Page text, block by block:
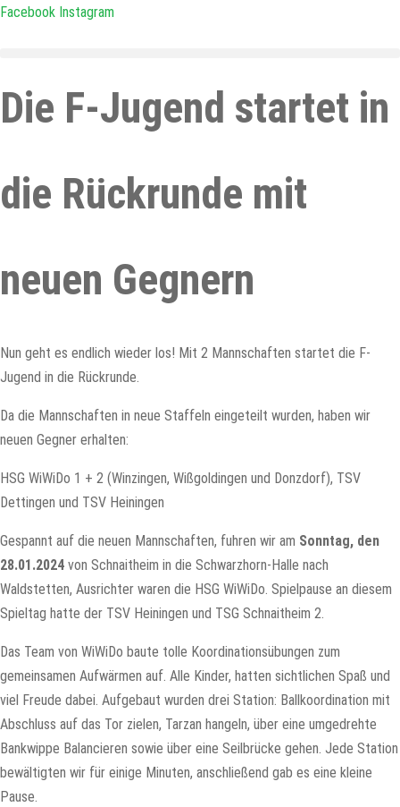
Zum
Facebook Instagram
Die F-Jugend startet in
die Rückrunde mit
neuen Gegnern
Nun geht es endlich wieder los! Mit 2 Mannschaften startet die F-
Jugend in die Rückrunde.
Da die Mannschaften in neue Staffeln eingeteilt wurden, haben wir
neuen Gegner erhalten:
HSG WiWiDo 1 + 2 (Winzingen, Wißgoldingen und Donzdorf), TSV
Dettingen und TSV Heiningen
Gespannt auf die neuen Mannschaften, fuhren wir am Sonntag, den
28.01.2024 von Schnaitheim in die Schwarzhorn-Halle nach
Waldstetten, Ausrichter waren die HSG WiWiDo. Spielpause an diesem
Spieltag hatte der TSV Heiningen und TSG Schnaitheim 2.
Das Team von WiWiDo baute tolle Koordinationsübungen zum
gemeinsamen Aufwärmen auf. Alle Kinder, hatten sichtlichen Spaß und
viel Freude dabei. Aufgebaut wurden drei Station: Ballkoordination mit
Abschluss auf das Tor zielen, Tarzan hangeln, über eine umgedrehte
Bankwippe Balancieren sowie über eine Seilbrücke gehen. Jede Station
bewältigten wir für einige Minuten, anschließend gab es eine kleine
Pause.